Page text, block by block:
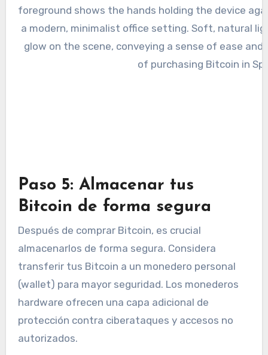
Paso 5: Almacenar tus
Bitcoin de forma segura
Después de comprar Bitcoin, es crucial
almacenarlos de forma segura. Considera
transferir tus Bitcoin a un monedero personal
(wallet) para mayor seguridad. Los monederos
hardware ofrecen una capa adicional de
protección contra ciberataques y accesos no
autorizados.